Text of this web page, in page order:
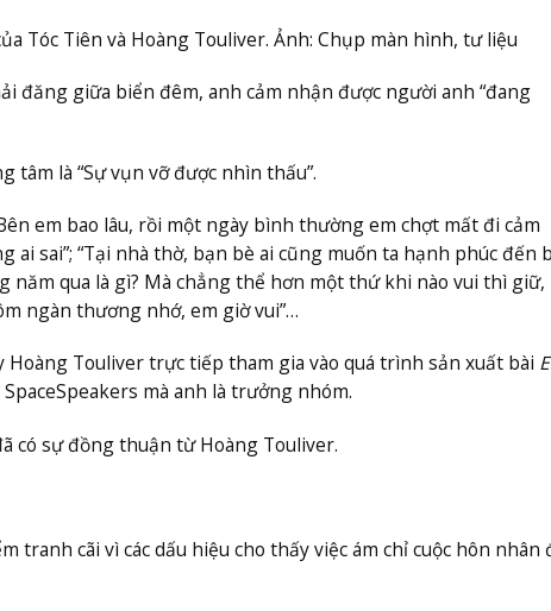
Tóc Tiên và Hoàng Touliver. Ảnh: Chụp màn hình, tư liệu
đăng giữa biển đêm, anh cảm nhận được người anh “đang
tâm là “Sự vụn vỡ được nhìn thấu”.
em bao lâu, rồi một ngày bình thường em chợt mất đi cảm
ai sai”; “Tại nhà thờ, bạn bè ai cũng muốn ta hạnh phúc đến
năm qua là gì? Mà chẳng thể hơn một thứ khi nào vui thì giữ,
ngàn thương nhớ, em giờ vui”…
Touliver trực tiếp tham gia vào quá trình sản xuất bài
mà anh là trưởng nhóm.
có sự đồng thuận từ Hoàng Touliver.
tranh cãi vì các dấu hiệu cho thấy việc ám chỉ cuộc hôn nhân